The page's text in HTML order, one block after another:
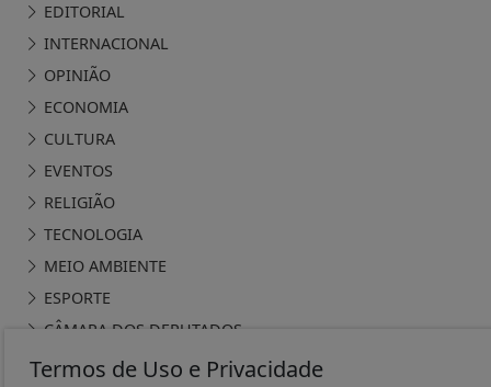
EDITORIAL
INTERNACIONAL
OPINIÃO
ECONOMIA
CULTURA
EVENTOS
RELIGIÃO
TECNOLOGIA
MEIO AMBIENTE
ESPORTE
CÂMARA DOS DEPUTADOS
Termos de Uso e Privacidade